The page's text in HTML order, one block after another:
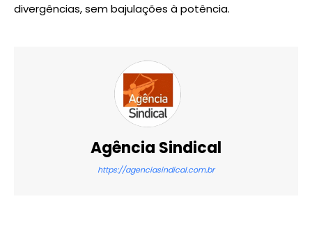
divergências, sem bajulações à potência.
Agência Sindical
https://agenciasindical.com.br